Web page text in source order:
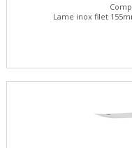
Lame inox filet